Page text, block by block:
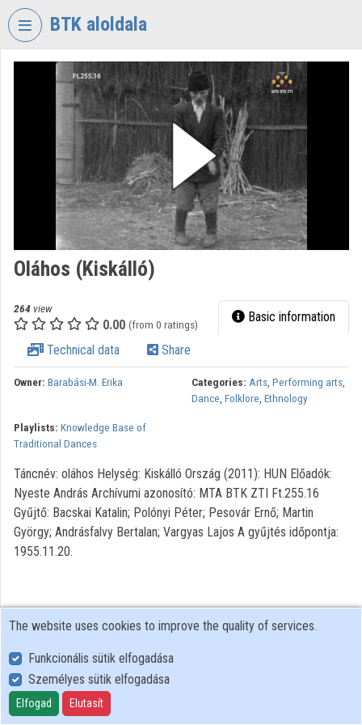
Skip header
BTK aloldala
VIDEOTORIUM
HUMANTITIES
Organization home
Categories
Organization playlists
Contributors
Oláhos (Kiskálló)
264 view
0.00 (from 0 ratings) Basic information
Technical data Share
Owner: Barabási-M. Erika Categories: Arts, Performing arts,
Dance, Folklore, Ethnology
Playlists: Knowledge Base of
Traditional Dances
Táncnév: oláhos Helység: Kiskálló Ország (2011): HUN Előadók:
Nyeste András Archívumi azonosító: MTA BTK ZTI Ft.255.16
Gyűjtő: Bacskai Katalin; Polónyi Péter; Pesovár Ernő; Martin
György; Andrásfalvy Bertalan; Vargyas Lajos A gyűjtés időpontja:
1955.11.20.
User Policy
Adatkezelési tájékoztató (en)
Cookie Policy
The website uses cookies to improve the quality of services.
Funkcionális sütik elfogadása
Személyes sütik elfogadása
Elfogad Elutasít